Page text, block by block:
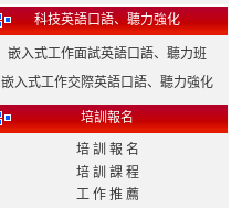
科技英語口語、聽力強化
嵌入式工作面試英語口語、聽力班
嵌入式工作交際英語口語、聽力強化
培訓報名
培 訓 報 名
培 訓 課 程
工 作 推 薦